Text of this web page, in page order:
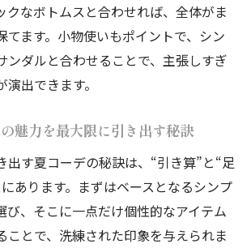
にも合う清潔感重視の個性的コー
タイルがダサく見えない個性的コ
ンジしやすい大人の個性的コーデ
戦しやすい夏の個性的コーデ事例
ーデ初心者も安心の夏の着こなし
クなボトムスと合わせれば、全体がま
てます。小物使いもポイントで、シン
ンダルと合わせることで、主張しすぎ
出できます。
魅力を最大限に引き出す秘訣
出す夏コーデの秘訣は、“引き算”と“足
あります。まずはベースとなるシンプ
び、そこに一点だけ個性的なアイテム
ことで、洗練された印象を与えられま